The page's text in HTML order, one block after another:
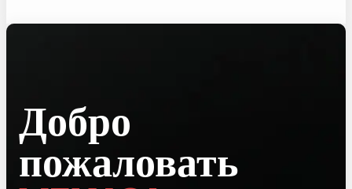
Добро
пожаловать